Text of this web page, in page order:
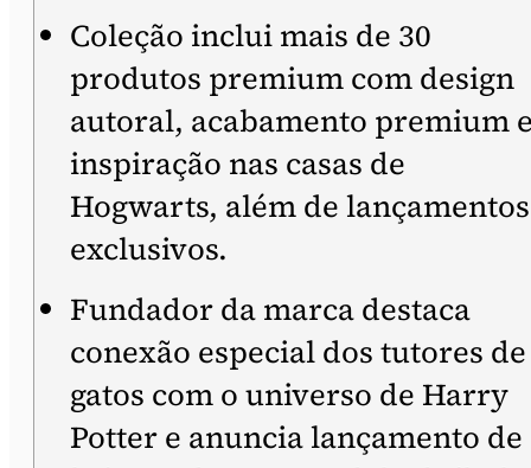
Coleção inclui mais de 30
produtos premium com design
autoral, acabamento premium
inspiração nas casas de
Hogwarts, além de lançamentos
exclusivos.
Fundador da marca destaca
conexão especial dos tutores de
gatos com o universo de Harry
Potter e anuncia lançamento de